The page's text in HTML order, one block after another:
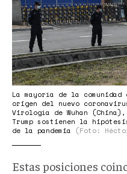
La mayoría de la
origen del nuevo
Virología de Wuhan
Trump sostienen la
de la pandemia
(Foto:
Estas posiciones